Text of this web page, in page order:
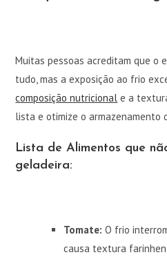
Muitas pessoas acreditam que o
tudo, mas a exposição ao frio
composição nutricional e a
lista e otimize o armazenamento
Lista de Alimentos que
geladeira:
Tomate: O frio
causa textura